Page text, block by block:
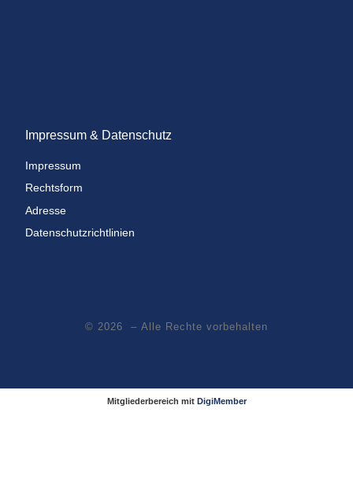
Impressum & Datenschutz
Impressum
Rechtsform
Adresse
Datenschutzrichtlinien
© 2026 – Alle Rechte vorbehalten
Mitgliederbereich mit DigiMember